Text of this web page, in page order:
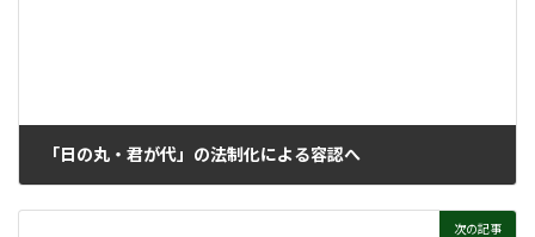
「日の丸・君が代」の法制化による容認へ
次の記事